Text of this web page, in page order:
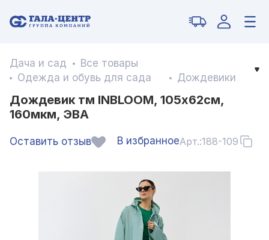
Дача и сад
Все товары
Одежда и обувь для сада
Дождевики
Дождевик тм INBLOOM, 105х62см,
160мкм, ЭВА
Оставить отзыв В избранноеАрт.:188-109